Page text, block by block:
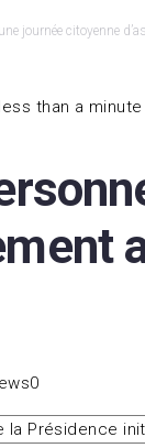
journée citoyenne
than a minute
0